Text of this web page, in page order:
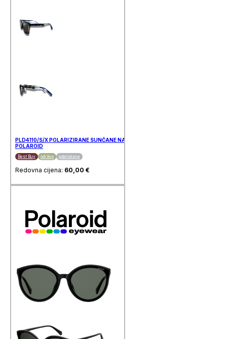
PLD4110/S/X POLARIZIRANE SUNČANE NAOČALE
POLAROID
Best Buy održivo polarizirane
Redovna cijena: 60,00 €